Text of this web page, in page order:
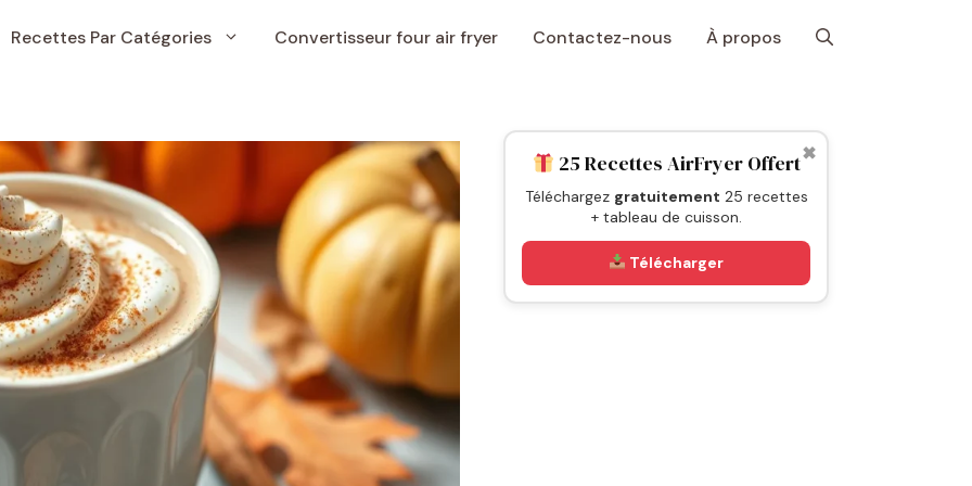
Recettes Par Catégories Convertisseur four air fryer Contactez-nous À propos
✖
25 Recettes AirFryer Offert
Téléchargez gratuitement 25 recettes
+ tableau de cuisson.
Télécharger